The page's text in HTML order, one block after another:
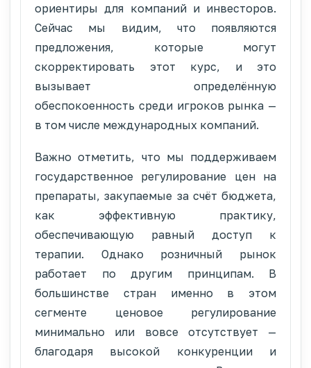
ориентиры для компаний и инвесторов.
Сейчас мы видим, что появляются
предложения, которые могут
скорректировать этот курс, и это
вызывает определённую
обеспокоенность среди игроков рынка —
в том числе международных компаний.
Важно отметить, что мы поддерживаем
государственное регулирование цен на
препараты, закупаемые за счёт бюджета,
как эффективную практику,
обеспечивающую равный доступ к
терапии. Однако розничный рынок
работает по другим принципам. В
большинстве стран именно в этом
сегменте ценовое регулирование
минимально или вовсе отсутствует —
благодаря высокой конкуренции и